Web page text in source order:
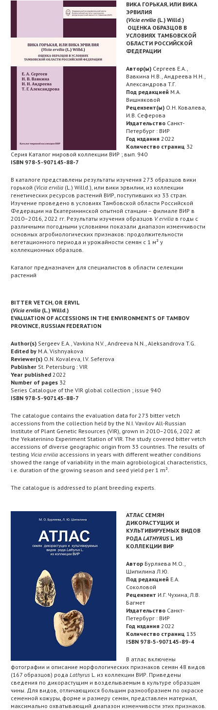
ВИКА ГОРЬКАЯ, ИЛИ ВИКА
ЭРВИЛИЯ
(Vicia ervilia (L.) Willd.)
ОЦЕНКА ОБРАЗЦОВ В
УСЛОВИЯХ ТАМБОВСКОЙ
ОБЛАСТИ РОССИЙСКОЙ
ФЕДЕРАЦИИ
Автор(ы) Сергеев Е.А.,
Вавкина Н.В., Андреева Н.Н.,
Александрова T.Г.
Под редакцией М.А.
Вишняковой
Рецензент(ы) О.Н. Ковалева,
И.В. Сеферова
Издательство Санкт-
Петербург : ВИР
Год издания 2022
Количество страниц 32
Серия Каталог мировой коллекции ВИР ; вып. 940
ISBN 978-5-907145-88-7
В каталоге представлены результаты изучения 273 образцов вики
горькой (Vicia ervilia (L.) Willd.), или вики эрвилии, из коллекции
генетических ресурсов растений ВИР, поступивших из 33 стран.
Изучение проведено в условиях Тамбовской области Российской
Федерации на Екатерининской опытной станции – филиале ВИР в
2010–2016, 2022 гг. Результаты изучения образцов V. ervilia в годы с
различными погодными условиями показали диапазон изменчивости
основных агробиологических признаков: продолжительности
вегетационного периода и урожайности семян с 1 м² у
коллекционных образцов.
Каталог предназначен для специалистов в области селекции
растений
BITTER VETCH, OR ERVIL
(Vicia ervilia (L.) Willd.)
EVALUATION OF ACCESSIONS IN THE ENVIRONMENTS OF TAMBOV
PROVINCE, RUSSIAN FEDERATION
Author(s) Sergeev E.A., Vavkina N.V., Andreeva N.N., Aleksandrova T.G.
Edited by M.A. Vishnyakova
Reviewer(s) O.N. Kovaleva, I.V. Seferova
Publisher St. Petersburg : VIR
Year published 2022
Number of pages 32
Series Catalogue of the VIR global collection ; issue 940
ISBN 978-5-907145-88-7
The catalogue contains the evaluation data for 273 bitter vetch
accessions from the collection held by the N.I. Vavilov All-Russian
Institute of Plant Genetic Resources (VIR), grown in 2010–2016, 2022 at
the Yekaterinino Experiment Station of VIR. The study covered bitter vetch
accessions of diverse geographic origin from 33 countries. The results of
testing Vicia ervilia accessions in years with different weather conditions
showed the range of variability in the main agrobiological characteristics,
i.e. duration of the growing season and seed yield per 1 m².
The catalogue is addressed to plant breeding experts.
АТЛАС СЕМЯН
ДИКОРАСТУЩИХ И
КУЛЬТИВИРУЕМЫХ ВИДОВ
РОДАLATHYRUSL. ИЗ
КОЛЛЕКЦИИ ВИР
Автор Бурляева М.О.,
Шипилина Л.Ю.
Под редакцией Е.А.
Соколовой
Рецензент И.Г. Чухина, Л.В.
Багмет
Издательство Санкт-
Петербург : ВИР
Год издания 2022
Количество страниц 135
ISBN 978-5-907145-89-4
В атлас включены
фотографии и описание морфологических признаков семян 48 видов
(167 образцов) родаLathyrus L. из коллекции ВИР. Приведены
сведения по дикорастущим и возделываемым в культуре образцам
чины. Для видов, отличающихся большим разнообразием по окраске
семенной кожуры, форме и размеру семян, представлен материал,
максимально охватывающий диапазон изменчивости этих признаков.